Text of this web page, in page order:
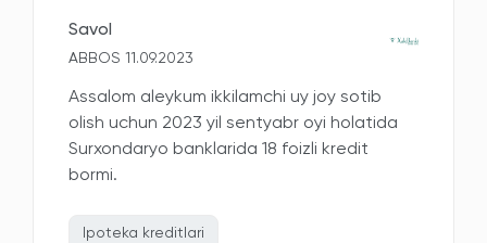
Savol
ABBOS 11.09.2023
Assalom aleykum ikkilamchi uy joy sotib
olish uchun 2023 yil sentyabr oyi holatida
Surxondaryo banklarida 18 foizli kredit
bormi.
Ipoteka kreditlari